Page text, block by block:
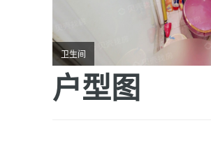
卫生间
户型图